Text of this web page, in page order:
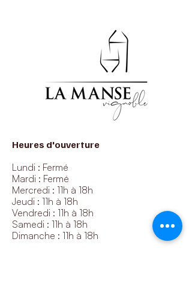
Heures d'ouverture
Lundi : Fermé
Mardi : Fermé
Mercredi : 11h à 18h
Jeudi : 11h à 18h
Vendredi : 11h à 18h
Samedi : 11h à 18h
Dimanche : 11h à 18h